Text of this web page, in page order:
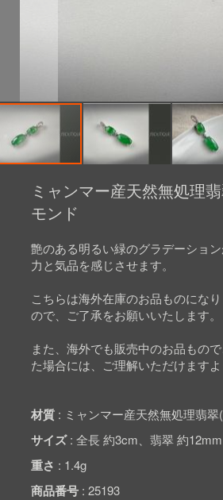
beginning
ミャンマー産天然無処理
モンド
艶のある明るい緑のグラデーショ
力と気品を感じさせます。
こちらは海外在庫のお品ものにな
ので、ご了承をお願いいたします。
また、海外でも販売中のお品もの
た場合には、ご理解いただけますよ
材質 ミャンマー産天然無処理翡
サイズ 全長 約3cm、翡翠 約
重さ 1.4g
商品番号 25193